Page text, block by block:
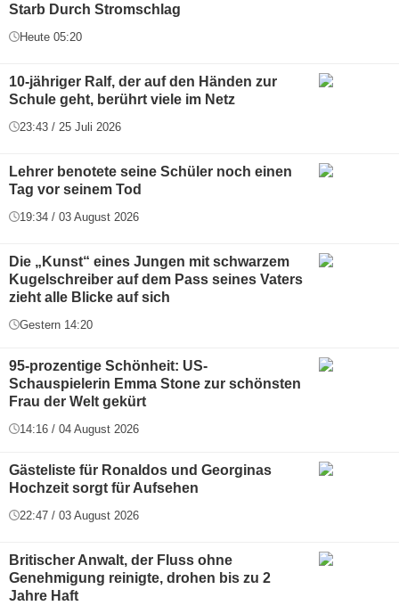
Starb Durch Stromschlag
Heute 05:20
10-jähriger Ralf, der auf den Händen zur
Schule geht, berührt viele im Netz
23:43 / 25 Juli 2026
Lehrer benotete seine Schüler noch einen
Tag vor seinem Tod
19:34 / 03 August 2026
Die „Kunst“ eines Jungen mit schwarzem
Kugelschreiber auf dem Pass seines Vaters
zieht alle Blicke auf sich
Gestern 14:20
95-prozentige Schönheit: US-
Schauspielerin Emma Stone zur schönsten
Frau der Welt gekürt
14:16 / 04 August 2026
Gästeliste für Ronaldos und Georginas
Hochzeit sorgt für Aufsehen
22:47 / 03 August 2026
Britischer Anwalt, der Fluss ohne
Genehmigung reinigte, drohen bis zu 2
Jahre Haft